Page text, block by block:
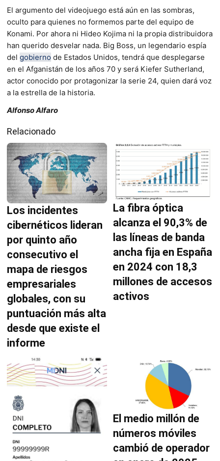
El argumento del videojuego está aún en las sombras,
oculto para quienes no formemos parte del equipo de
Konami. Por ahora ni Hideo Kojima ni la propia distribuidora
han querido desvelar nada. Big Boss, un legendario espía
del gobierno de Estados Unidos, tendrá que desplegarse
en el Afganistán de los años 70 y será Kiefer Sutherland,
actor conocido por protagonizar la serie 24, quien dará voz
a la estrella de la historia.
Alfonso Alfaro
Relacionado
Los incidentes
cibernéticos lideran
por quinto año
consecutivo el
mapa de riesgos
empresariales
globales, con su
puntuación más alta
desde que existe el
informe
La fibra óptica
alcanza el 90,3% de
las líneas de banda
ancha fija en España
en 2024 con 18,3
millones de accesos
activos
El medio millón de
números móviles
cambió de operador